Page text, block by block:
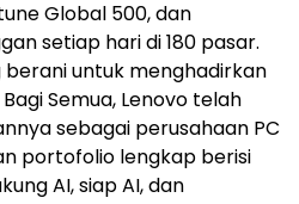
Global 500, dan
setiap hari di 180 pasar.
berani untuk menghadirkan
Semua, Lenovo telah
sebagai perusahaan PC
portofolio lengkap berisi
AI, siap AI, dan